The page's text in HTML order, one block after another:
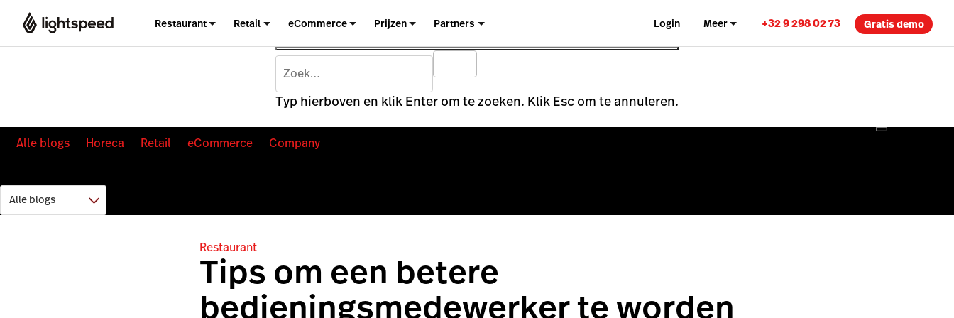
Restaurant Retail eCommerce Prijzen Partners Login Meer +32 9 298 02 73 Gratis demo
Typ hierboven en klik Enter om te zoeken. Klik Esc om te annuleren.
Alle blogs Horeca Retail eCommerce Company
Restaurant
Tips om een betere
bedieningsmedewerker te worden